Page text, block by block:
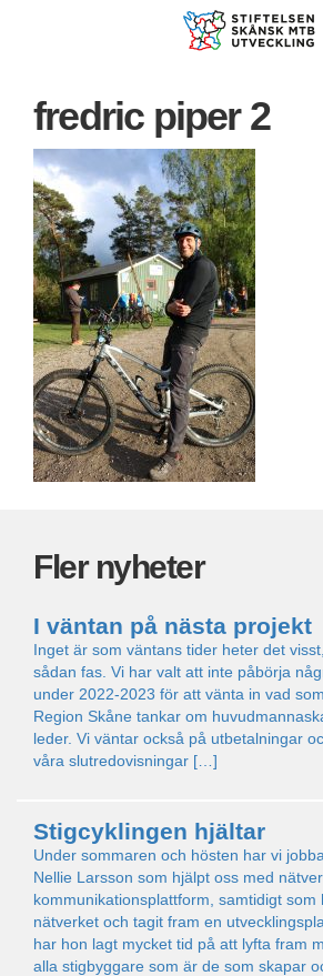
fredric piper 2
Fler nyheter
I väntan på nästa projekt
Inget är som väntans tider heter det
sådan fas. Vi har valt att inte påbörja
under 2022-2023 för att vänta in vad
Region Skåne tankar om
leder. Vi väntar också på utbetalningar
våra slutredovisningar […]
Stigcyklingen hjältar
Under sommaren och hösten har vi
Nellie Larsson som hjälpt oss med
kommunikationsplattform, samtidigt som
nätverket och tagit fram en
har hon lagt mycket tid på att lyfta fram
alla stigbyggare som är de som skapar